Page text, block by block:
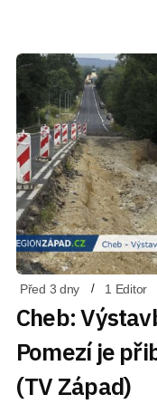
Před 3 dny 1 Editor
Cheb:
Pomezí je
(TV Západ)